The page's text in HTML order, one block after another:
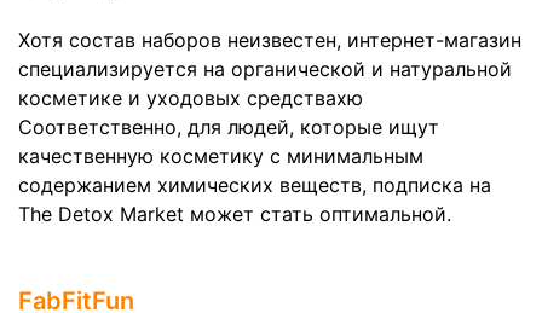
Хотя состав наборов неизвестен, интернет-магазин
специализируется на органической и натуральной
косметике и уходовых средствахю
Соответственно, для людей, которые ищут
качественную косметику с минимальным
содержанием химических веществ, подписка на
The Detox Market может стать оптимальной.
FabFitFun